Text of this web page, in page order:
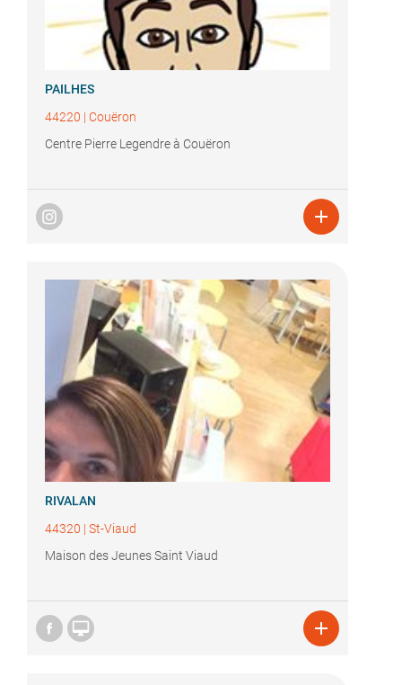
PAILHES
44220 | Couëron
Centre Pierre Legendre à Couëron

RIVALAN
44320 | St-Viaud
Maison des Jeunes Saint Viaud
 